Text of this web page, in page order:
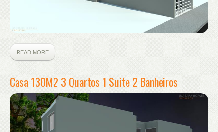
READ MORE
Casa 130M2 3 Quartos 1 Suite 2 Banheiros